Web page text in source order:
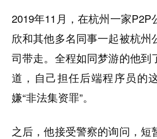
2019年11月，在杭州一家P2P
欣和其他多名同事一起被杭州
司带走。全程如同梦游的他到
道，自己担任后端程序员的
嫌“非法集资罪”。
之后，他接受警察的询问，短